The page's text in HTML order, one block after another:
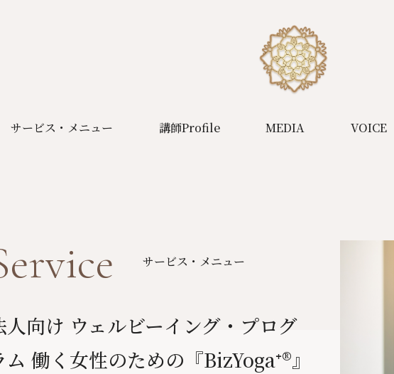
サービス・メニュー 講師Profile MEDIA VOICE
サービス・メニュー
人向け ウェルビーイング・プログ
ム 働く女性のための『BizYoga⁺®』